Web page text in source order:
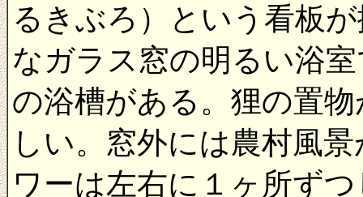
るきぶろ）という看板
なガラス窓の明るい浴
の浴槽がある。狸の置
しい。窓外には農村風
ワーは左右に１ヶ所ず